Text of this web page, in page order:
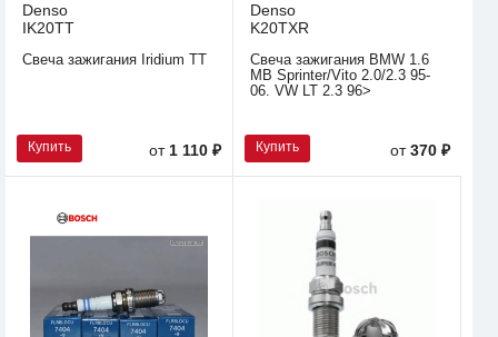
Denso
IK20TT
Свеча зажигания Iridium TT
Купить от 1 110 ₽
Denso
K20TXR
Свеча зажигания BMW 1.6
MB Sprinter/Vito 2.0/2.3 95-
06. VW LT 2.3 96>
Купить от370 ₽